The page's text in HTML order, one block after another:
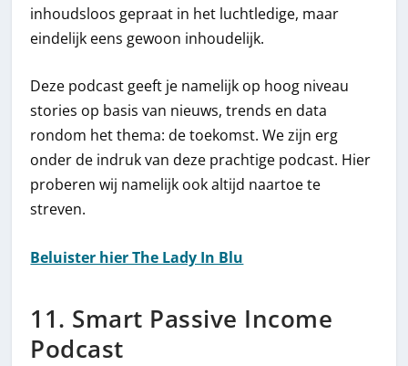
inhoudsloos gepraat in het luchtledige, maar
eindelijk eens gewoon inhoudelijk.
Deze podcast geeft je namelijk op hoog niveau
stories op basis van nieuws, trends en data
rondom het thema: de toekomst. We zijn erg
onder de indruk van deze prachtige podcast. Hier
proberen wij namelijk ook altijd naartoe te
streven.
Beluister hier The Lady In Blu
11. Smart Passive Income
Podcast